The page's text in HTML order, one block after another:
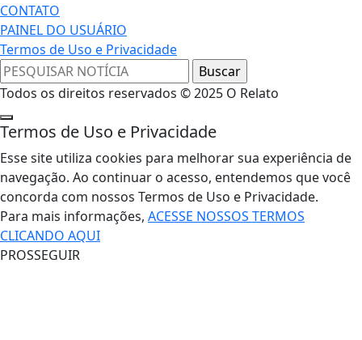
CONTATO
PAINEL DO USUÁRIO
Termos de Uso e Privacidade
Todos os direitos reservados © 2025 O Relato
Termos de Uso e Privacidade
Esse site utiliza cookies para melhorar sua experiência de
navegação. Ao continuar o acesso, entendemos que você
concorda com nossos Termos de Uso e Privacidade.
Para mais informações, ACESSE NOSSOS TERMOS
CLICANDO AQUI
PROSSEGUIR